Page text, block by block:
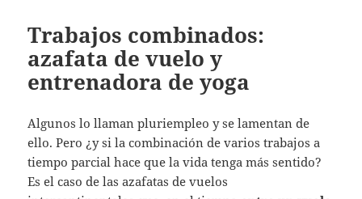
Trabajos combinados:
azafata de vuelo y
entrenadora de yoga
Algunos lo llaman pluriempleo y se lamentan de
ello. Pero ¿y si la combinación de varios trabajos a
tiempo parcial hace que la vida tenga más sentido?
Es el caso de las azafatas de vuelos